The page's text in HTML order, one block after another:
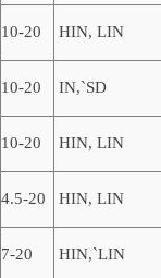
10-20 HIN, LIN
10-20 IN,`SD
10-20 HIN, LIN
4.5-20 HIN, LIN
7-20 HIN,`LIN